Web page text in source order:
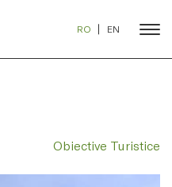
RO EN
Obiective Turistice